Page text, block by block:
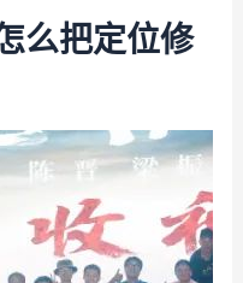
么把定位修